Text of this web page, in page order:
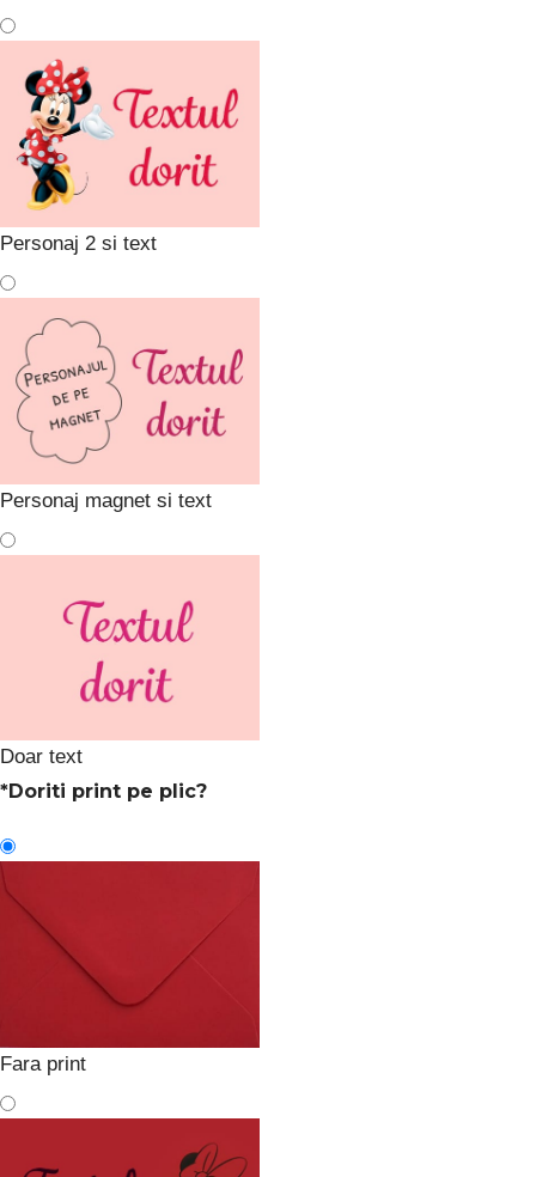
Personaj 2 si text
Personaj magnet si text
Doar text
*Doriti print pe plic?
Fara print